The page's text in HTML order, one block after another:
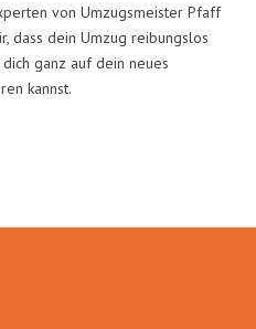
von Umzugsmeister Pfaff
dass dein Umzug reibungslos
ganz auf dein neues
kannst.